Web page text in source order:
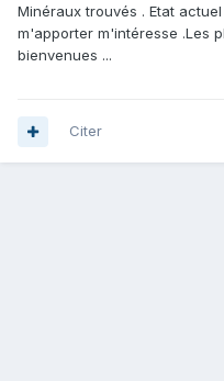
Minéraux trouvés . Etat
m'apporter m'intéresse .Les
bienvenues ...
Citer